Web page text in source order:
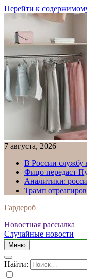
Перейти к
7 августа, 2026
В России службу
Фицо передаст
Аналитики:
Трамп
Гардероб
Новостная рассылка
Случайные новости
Меню
Найти: